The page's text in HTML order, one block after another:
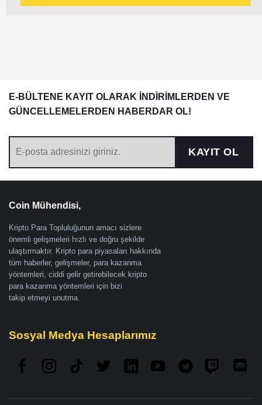
E-BÜLTENE KAYIT OLARAK İNDİRİMLERDEN VE
GÜNCELLEMELERDEN HABERDAR OL!
KAYIT OL
Coin Mühendisi,
Kripto Para Topluluğunun amacı sizlere
önemli gelişmeleri hızlı ve doğru şekilde
ulaştırmaktır. Kripto para piyasaları hakkında
tüm haberler, gelişmeler, para kazanma
yöntemleri, ciddi gelir getirebilecek kripto
para kazanma yöntemleri için bizi
takip etmeyi unutma.
Sosyal Medya Hesaplarımız